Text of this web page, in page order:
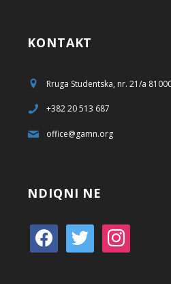
KONTAKT
Rruga Studentska, nr. 21/a
+382 20 513 687
office@gamn.org
NDIQNI NE